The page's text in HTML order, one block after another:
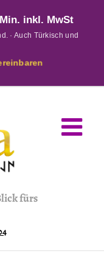
inkl. MwSt
· Auch Türkisch und
fürs